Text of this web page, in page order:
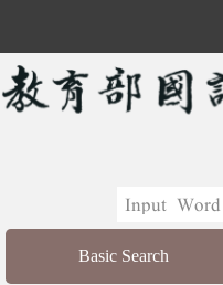
Basic Search